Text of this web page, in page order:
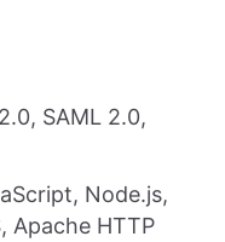
SAML 2.0,
Node.js,
Apache HTTP